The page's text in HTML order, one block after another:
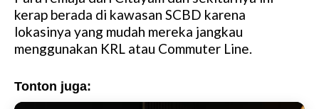
kerap berada di kawasan SCBD karena
lokasinya yang mudah mereka jangkau
menggunakan KRL atau Commuter Line.
Tonton juga: